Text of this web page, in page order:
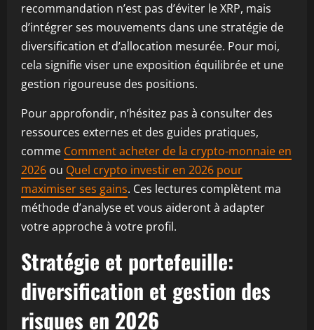
recommandation n’est pas d’éviter le XRP, mais
d’intégrer ses mouvements dans une stratégie de
diversification et d’allocation mesurée. Pour moi,
cela signifie viser une exposition équilibrée et une
gestion rigoureuse des positions.
Pour approfondir, n’hésitez pas à consulter des
ressources externes et des guides pratiques,
comme Comment acheter de la crypto-monnaie en
2026 ou Quel crypto investir en 2026 pour
maximiser ses gains. Ces lectures complètent ma
méthode d’analyse et vous aideront à adapter
votre approche à votre profil.
Stratégie et portefeuille:
diversification et gestion des
risques en 2026